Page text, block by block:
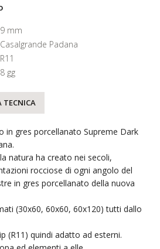
9 mm
Casalgrande Padana
R11
8 gg
TECNICA
in gres porcellanato Supreme Dark
natura ha creato nei secoli,
rocciose di ogni angolo del
in gres porcellanato della nuova
(30x60, 60x60, 60x120) tutti dallo
(R11) quindi adatto ad esterni.